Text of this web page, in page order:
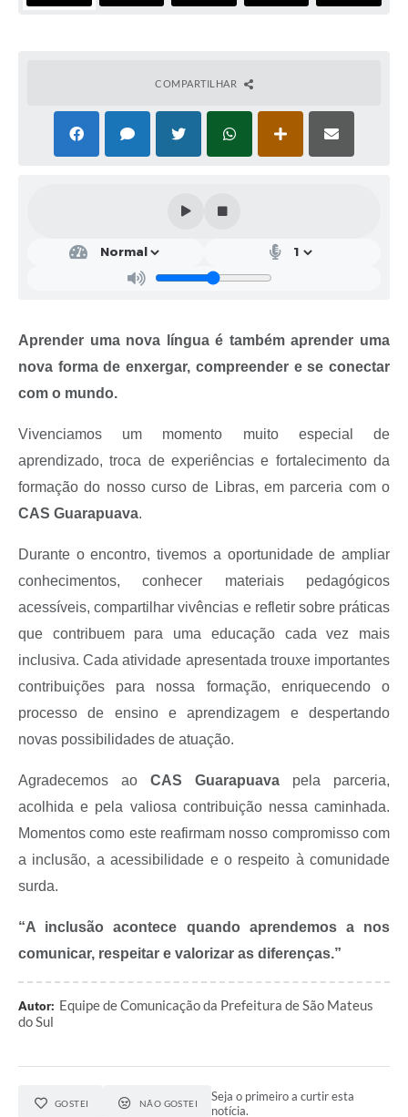
Telefones Prefeitura Municipal
Feriados Municipais
Imprensa
Termos de Fomento
Galeria de Fotos
Arquivos para Download
Carta de Serviços
Galeria de Vídeos
Projetos
Logo Prefeitura de São Mateus do Sul
Links
Notícias
Briefing de Ações, Divulgações e Eventos
Solicitação de Remoção: Instituições Escolares
COMPARTILHAR
Aprender uma nova língua é também aprender uma
nova forma de enxergar, compreender e se conectar
com o mundo.
Vivenciamos um momento muito especial de
aprendizado, troca de experiências e fortalecimento da
formação do nosso curso de Libras, em parceria com o
CAS Guarapuava.
Durante o encontro, tivemos a oportunidade de ampliar
conhecimentos, conhecer materiais pedagógicos
acessíveis, compartilhar vivências e refletir sobre práticas
que contribuem para uma educação cada vez mais
inclusiva. Cada atividade apresentada trouxe importantes
contribuições para nossa formação, enriquecendo o
processo de ensino e aprendizagem e despertando
novas possibilidades de atuação.
Agradecemos ao CAS Guarapuava pela parceria,
acolhida e pela valiosa contribuição nessa caminhada.
Momentos como este reafirmam nosso compromisso com
a inclusão, a acessibilidade e o respeito à comunidade
surda.
“A inclusão acontece quando aprendemos a nos
comunicar, respeitar e valorizar as diferenças.”
Autor: Equipe de Comunicação da Prefeitura de São Mateus
do Sul
GOSTEI NÃO GOSTEI
Seja o primeiro a curtir esta
notícia.